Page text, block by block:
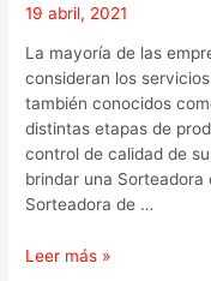
19 abril, 2021
La mayoría de las
consideran los
también conocidos
distintas etapas de
control de calidad de
brindar una Sorteadora
Sorteadora de …
Leer más »